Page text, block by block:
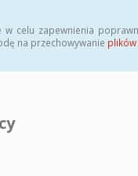
celu zapewnienia
na przechowywanie